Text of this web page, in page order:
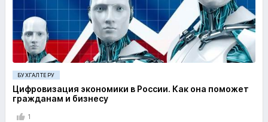
БУХГАЛТЕРУ
Цифровизация экономики в России. Как она поможет
гражданам и бизнесу
1